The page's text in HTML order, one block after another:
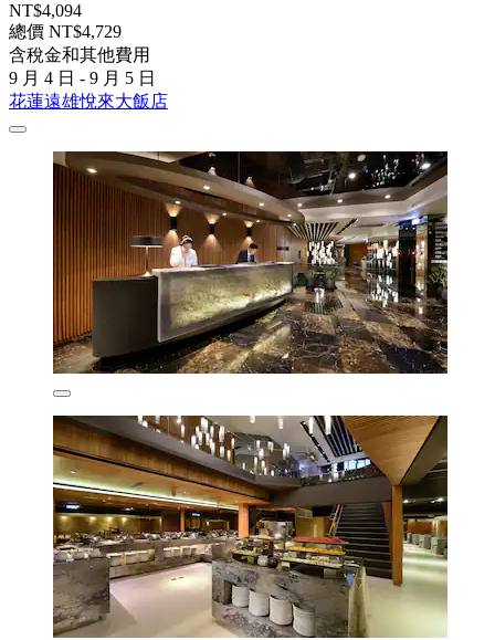
NT$4,094
總價 NT$4,729
含稅金和其他費用
9 月 4 日 - 9 月 5 日
花蓮遠雄悅來大飯店